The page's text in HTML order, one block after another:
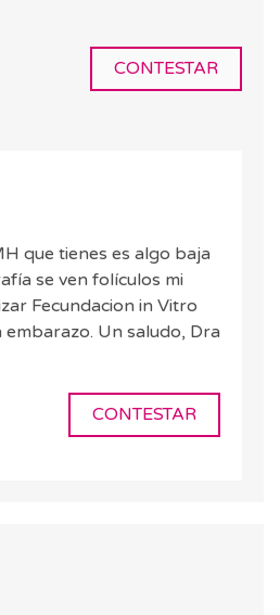
CONTESTAR
que tienes es algo baja
se ven folículos mi
Fecundacion in Vitro
Un saludo, Dra
CONTESTAR